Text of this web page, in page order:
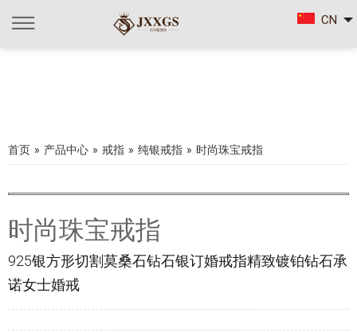
CN
首页 » 产品中心 » 戒指 » 纯银戒指 » 时尚珠宝戒指
时尚珠宝戒指
925银方形切割莫桑石钻石银订婚戒指精致镀铂钻石承
诺女士婚戒